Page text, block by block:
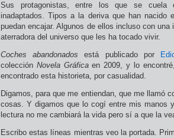
Sus protagonistas, entre los que se cuela
inadaptados. Tipos a la deriva que han nacido
puedan encajar. Algunos de ellos incluso con una
aterradora del universo que les ha tocado vivir.
Coches abandonados está publicado por
colección Novela Gráficaen 2009, y lo
encontrado esta historieta, por casualidad.
Digamos, para que me entiendan, que me llamó
cosas. Y digamos que lo cogí entre mis manos
lectura no me cambiará la vida pero sí a que la
Escribo estas líneas mientras veo la portada.